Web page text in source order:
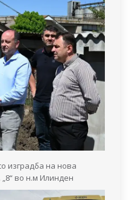
изградба на нова
во н.м Илинден